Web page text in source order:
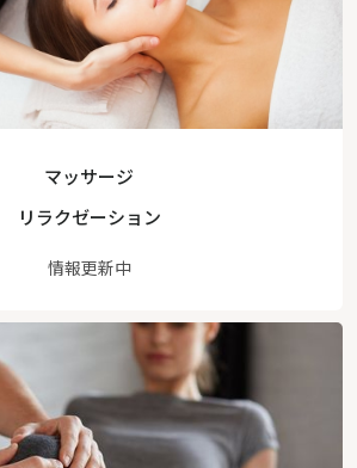
マッサージ
リラクゼーション
情報更新中